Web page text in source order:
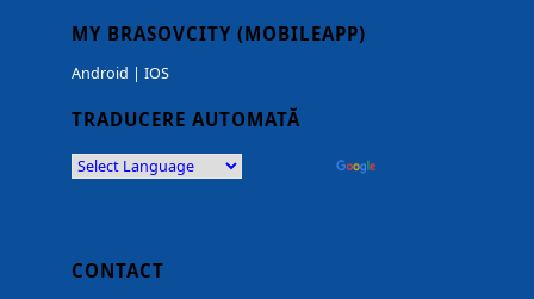
MY BRASOVCITY (MOBILEAPP)
Android | IOS
TRADUCERE AUTOMATĂ
CONTACT